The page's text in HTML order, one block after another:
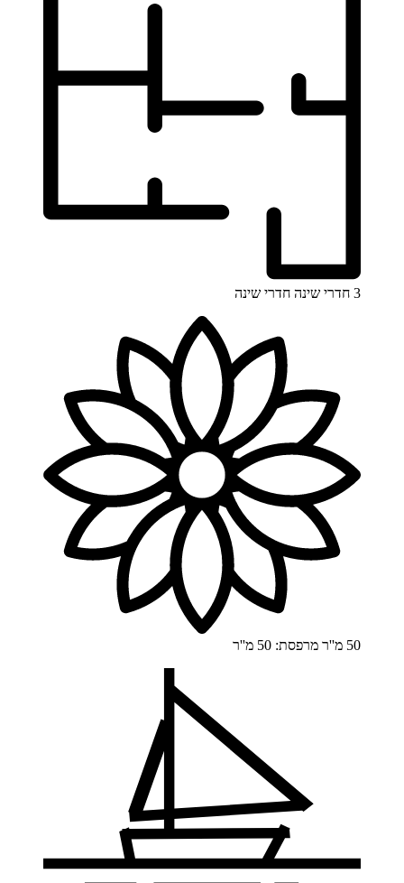
3 חדרי שינה חדרי שינה
50 מ''ר מרפסת: 50 מ''ר